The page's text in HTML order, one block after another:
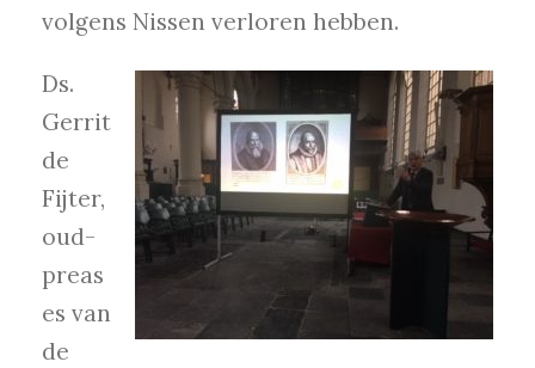
volgens Nissen verloren hebben.
Ds.
Gerrit
de
Fijter,
oud-
preas
es van
de